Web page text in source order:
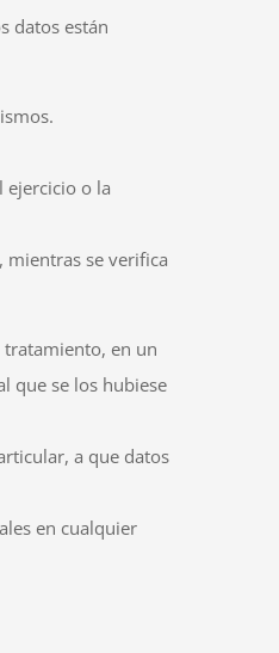
datos están
ejercicio o la
mientras se verifica
en un
que se los hubiese
a que datos
en cualquier